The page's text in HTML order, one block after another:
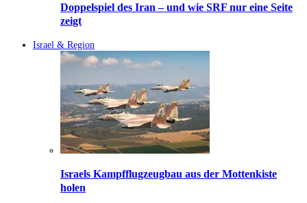
Doppelspiel des Iran – und wie SRF nur eine Seite
zeigt
Israel & Region
Israels Kampfflugzeugbau aus der Mottenkiste
holen